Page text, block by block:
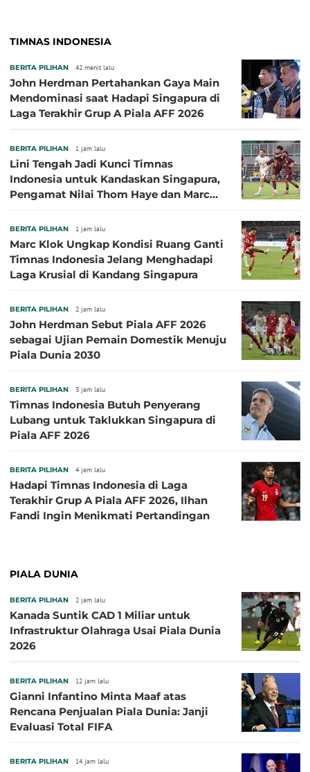
TIMNAS INDONESIA
BERITA PILIHAN 42 menit lalu
John Herdman Pertahankan Gaya Main
Mendominasi saat Hadapi Singapura di
Laga Terakhir Grup A Piala AFF 2026
BERITA PILIHAN 1 jam lalu
Lini Tengah Jadi Kunci Timnas
Indonesia untuk Kandaskan Singapura,
Pengamat Nilai Thom Haye dan Marc
BERITA PILIHAN 1 jam lalu
Marc Klok Ungkap Kondisi Ruang Ganti
Timnas Indonesia Jelang Menghadapi
Laga Krusial di Kandang Singapura
BERITA PILIHAN 2 jam lalu
John Herdman Sebut Piala AFF 2026
sebagai Ujian Pemain Domestik Menuju
Piala Dunia 2030
BERITA PILIHAN 3 jam lalu
Timnas Indonesia Butuh Penyerang
Lubang untuk Taklukkan Singapura di
Piala AFF 2026
BERITA PILIHAN 4 jam lalu
Hadapi Timnas Indonesia di Laga
Terakhir Grup A Piala AFF 2026, Ilhan
Fandi Ingin Menikmati Pertandingan
PIALA DUNIA
BERITA PILIHAN 2 jam lalu
Kanada Suntik CAD 1 Miliar untuk
Infrastruktur Olahraga Usai Piala Dunia
2026
BERITA PILIHAN 12 jam lalu
Gianni Infantino Minta Maaf atas
Rencana Penjualan Piala Dunia: Janji
Evaluasi Total FIFA
BERITA PILIHAN 14 jam lalu